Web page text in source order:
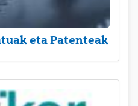
eta Patenteak